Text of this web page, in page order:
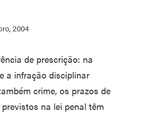
2004
de prescrição: na
a infração disciplinar
crime, os prazos de
na lei penal têm